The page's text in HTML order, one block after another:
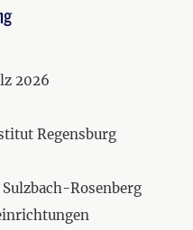
2026
Regensburg
Rosenberg